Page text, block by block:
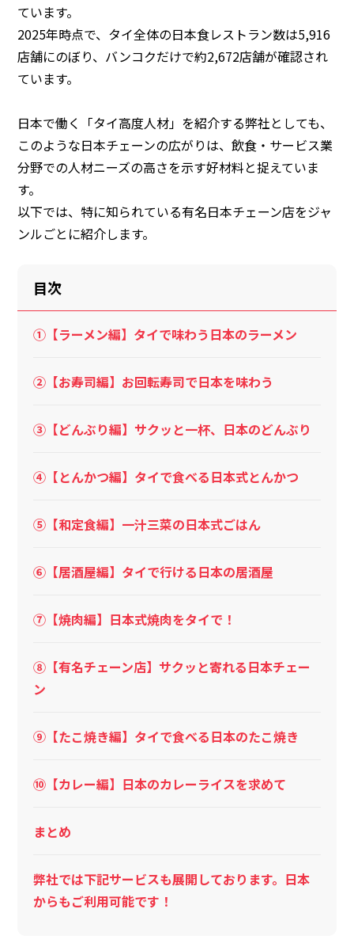
ています。
2025年時点で、タイ全体の日本食レストラン数は5,916
店舗にのぼり、バンコクだけで約2,672店舗が確認され
ています。
日本で働く「タイ高度人材」を紹介する弊社としても、
このような日本チェーンの広がりは、飲食・サービス業
分野での人材ニーズの高さを示す好材料と捉えていま
す。
以下では、特に知られている有名日本チェーン店をジャ
ンルごとに紹介します。
目次
①【ラーメン編】タイで味わう日本のラーメン
②【お寿司編】お回転寿司で日本を味わう
③【どんぶり編】サクッと一杯、日本のどんぶり
④【とんかつ編】タイで食べる日本式とんかつ
⑤【和定食編】一汁三菜の日本式ごはん
⑥【居酒屋編】タイで行ける日本の居酒屋
⑦【焼肉編】日本式焼肉をタイで！
⑧【有名チェーン店】サクッと寄れる日本チェー
ン
⑨【たこ焼き編】タイで食べる日本のたこ焼き
⑩【カレー編】日本のカレーライスを求めて
まとめ
弊社では下記サービスも展開しております。日本
からもご利用可能です！